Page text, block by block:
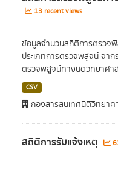
13 recent views
ข้อมูลจำนวนสถิติการตรวจ
ประเภทการตรวจพิสูจน์ จาก
ตรวจพิสูจน์ทางนิติวิทยาศาส
CSV
กองสารสนเทศนิติวิทยาศ
สถิติการรับแจ้งเหตุ